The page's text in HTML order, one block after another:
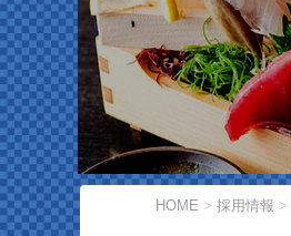
HOME > 採用情報 >